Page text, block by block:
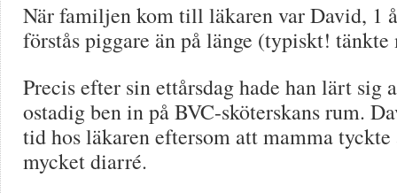
När familjen kom till läkaren var David, 1
förstås piggare än på länge (typiskt! tänkte
Precis efter sin ettårsdag hade han lärt sig
ostadig ben in på BVC-sköterskans rum.
tid hos läkaren eftersom att mamma tyckte
mycket diarré.